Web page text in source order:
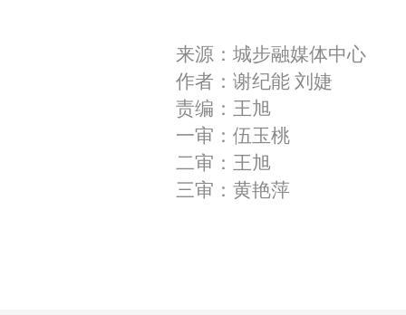
来源：城步融媒体中心
作者：谢纪能 刘婕
责编：王旭
一审：伍玉桃
二审：王旭
三审：黄艳萍